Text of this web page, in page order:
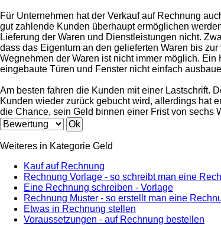
Für Unternehmen hat der Verkauf auf Rechnung
gut zahlende Kunden überhaupt ermöglichen
Lieferung der Waren und Dienstleistungen nicht.
dass das Eigentum an den gelieferten Waren bis
Wegnehmen der Waren ist nicht immer möglich.
eingebaute Türen und Fenster nicht einfach
Am besten fahren die Kunden mit einer Lastschrift.
Kunden wieder zurück gebucht wird, allerdings hat
die Chance, sein Geld binnen einer Frist von sechs
Weiteres in Kategorie Geld
Kauf auf Rechnung
Rechnung Vorlage - so schreibt man eine
Eine Rechnung schreiben - Vorlage
Rechnung Muster - so erstellt man eine
Etwas in Rechnung stellen
Voraussetzungen - auf Rechnung bestellen